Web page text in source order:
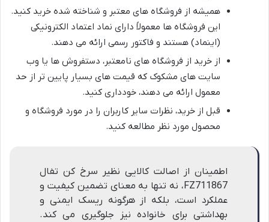
همیشه از فروشگاه های معتبر و شناخته شده خرید کنید.
این فروشگاه ها معمولاً دارای نماد اعتماد الکترونیکی
(اینماد) هستند و فاکتور رسمی ارائه می دهند.
از خرید از فروشگاه های نامعتبر، دستفروش ها یا وب
سایت های مشکوک که قیمت های بسیار پایین تر از حد
معمول ارائه می دهند، خودداری کنید.
قبل از خرید، نظرات سایر کاربران را در مورد فروشگاه و
محصول مورد نظر مطالعه کنید.
اطمینان از اصالت کالایی نظیر سرخ کن تفال
FZ711867، نه تنها به معنای تضمین کیفیت و
عملکرد است، بلکه از هرگونه ریسک ایمنی و
بهداشتی برای خانواده نیز جلوگیری می کند.